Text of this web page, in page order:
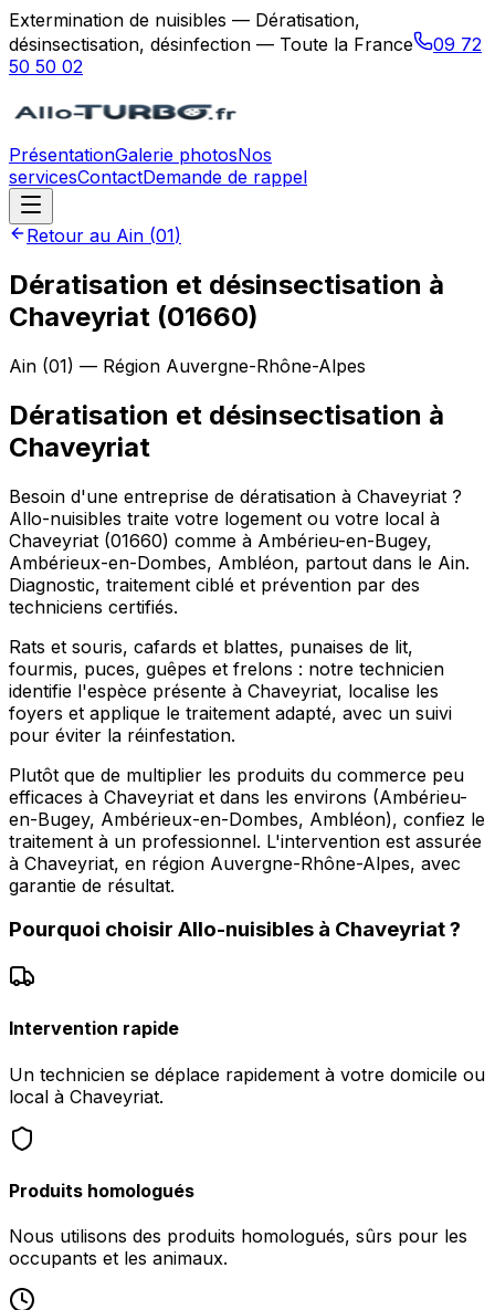
Extermination de nuisibles — Dératisation,
désinsectisation, désinfection — Toute la France
09 72
50 50 02
PrésentationGalerie photosNos
servicesContactDemande de rappel
Retour au Ain (01)
Dératisation et désinsectisation à
Chaveyriat (01660)
Ain (01) — Région Auvergne-Rhône-Alpes
Dératisation et désinsectisation à
Chaveyriat
Besoin d'une entreprise de dératisation à Chaveyriat ?
Allo-nuisibles traite votre logement ou votre local à
Chaveyriat (01660) comme à Ambérieu-en-Bugey,
Ambérieux-en-Dombes, Ambléon, partout dans le Ain.
Diagnostic, traitement ciblé et prévention par des
techniciens certifiés.
Rats et souris, cafards et blattes, punaises de lit,
fourmis, puces, guêpes et frelons : notre technicien
identifie l'espèce présente à Chaveyriat, localise les
foyers et applique le traitement adapté, avec un suivi
pour éviter la réinfestation.
Plutôt que de multiplier les produits du commerce peu
efficaces à Chaveyriat et dans les environs (Ambérieu-
en-Bugey, Ambérieux-en-Dombes, Ambléon), confiez le
traitement à un professionnel. L'intervention est assurée
à Chaveyriat, en région Auvergne-Rhône-Alpes, avec
garantie de résultat.
Pourquoi choisir Allo-nuisibles à Chaveyriat?
Intervention rapide
Un technicien se déplace rapidement à votre domicile ou
local à Chaveyriat.
Produits homologués
Nous utilisons des produits homologués, sûrs pour les
occupants et les animaux.